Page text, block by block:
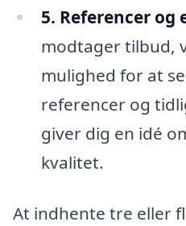
5. Referencer og
modtager tilbud,
mulighed for at
referencer og
giver dig en idé
kvalitet.
At indhente tre eller